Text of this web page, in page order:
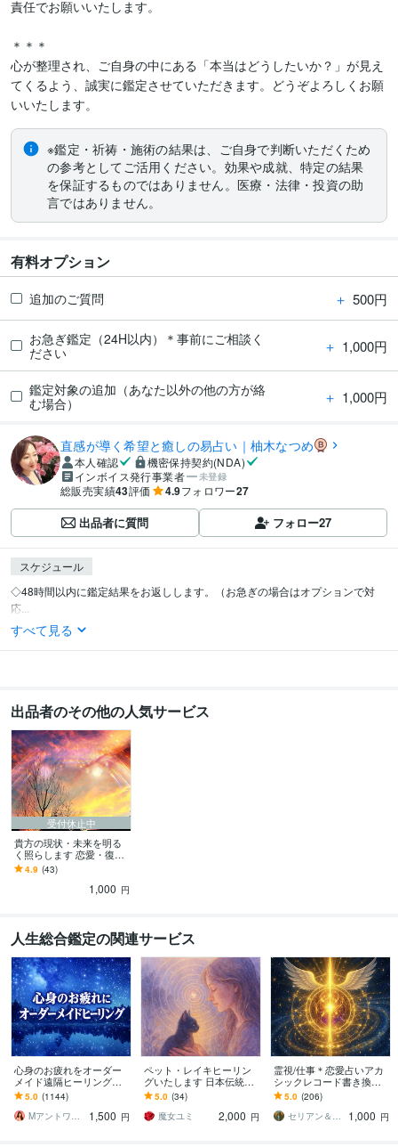
責任でお願いいたします。
＊＊＊
心が整理され、ご自身の中にある「本当はどうしたいか？」が見え
てくるよう、誠実に鑑定させていただきます。どうぞよろしくお願
いいたします。
※鑑定・祈祷・施術の結果は、ご自身で判断いただくため
の参考としてご活用ください。効果や成就、特定の結果
を保証するものではありません。医療・法律・投資の助
言ではありません。
有料オプション
追加のご質問 ＋ 500円
お急ぎ鑑定（24H以内）＊事前にご相談く
ださい
＋ 1,000円
鑑定対象の追加（あなた以外の他の方が絡
む場合）
＋ 1,000円
直感が導く希望と癒しの易占い｜柚木なつめ
本人確認
機密保持契約(NDA)
インボイス発行事業者
未登録
総販売実績43評価 4.9フォロワー27
出品者に質問 フォロー27
スケジュール
◇48時間以内に鑑定結果をお返しします。（お急ぎの場合はオプションで対
応...
すべて見る
出品者のその他の人気サービス
受付休止中
貴方の現状・未来を明る
く照らします 恋愛・復
縁・結婚・人間関係のモ
ヤモヤをスッキリさせま
4.9 (43)
1,000 円
人生総合鑑定の関連サービス
心身のお疲れをオーダー
メイド遠隔ヒーリングし
ます お疲れが取れない、
スッキリしない❤基本即レ
スです❤
5.0 (1144)
Mアントワネット＠駆け込み寺
1,500 円
ペット・レイキヒーリン
グいたします 日本伝統臼
井式レイキで、あなたの
大切な家族を元気に❤
5.0 (34)
魔女ユミ
2,000 円
霊視/仕事＊恋愛占いアカ
シックレコード書き換え
ます ご懐妊報告多数※恋愛
＊子宝＊不倫＊転職占い※
人生全般
5.0 (206)
セリアン＆ソル中央太陽
1,000 円